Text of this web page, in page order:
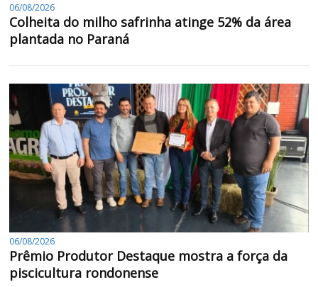
06/08/2026
Colheita do milho safrinha atinge 52% da área
plantada no Paraná
06/08/2026
Prêmio Produtor Destaque mostra a força da
piscicultura rondonense